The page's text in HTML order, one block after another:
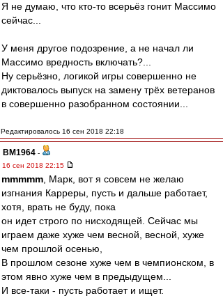
Я не думаю, что кто-то всерьёз гонит Массимо
сейчас...
У меня другое подозрение, а не начал ли
Массимо вредность включать?...
Ну серьёзно, логикой игры совершенно не
диктовалось выпуск на замену трёх ветеранов
в совершенно разобранном состоянии...
Редактировалось 16 сен 2018 22:18
BM1964 -
16 сен 2018 22:15
mmmmm , Марк, вот я совсем не желаю
изгнания Карреры, пусть и дальше работает,
хотя, врать не буду, пока
он идет строго по нисходящей. Сейчас мы
играем даже хуже чем весной, весной, хуже
чем прошлой осенью,
В прошлом сезоне хуже чем в чемпионском, в
этом явно хуже чем в предыдущем...
И все-таки - пусть работает и ищет.